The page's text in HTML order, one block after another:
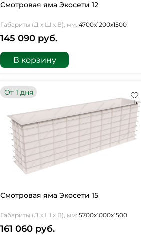
Смотровая яма Экосети 12
Габариты (Д х Ш х В), мм: 4700х1200х1500
145 090 руб.
В корзину
От 1 дня
Смотровая яма Экосети 15
Габариты (Д х Ш х В), мм: 5700х1000х1500
161 060 руб.